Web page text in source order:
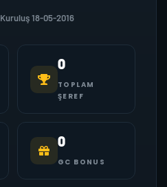
Kuruluş 18-05-2016
0
TOPLAM
ŞEREF
0
GC BONUS